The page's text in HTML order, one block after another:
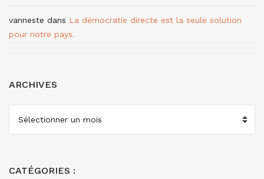
vanneste dans La démocratie directe est la seule solution
pour notre pays.
ARCHIVES
CATÉGORIES :